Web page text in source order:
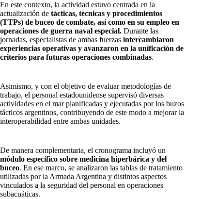
En este contexto, la actividad estuvo centrada en la
actualización de tácticas, técnicas y procedimientos
(TTPs) de buceo de combate, así como en su empleo en
operaciones de guerra naval especial. Durante las
jornadas, especialistas de ambas fuerzas intercambiaron
experiencias operativas y avanzaron en la unificación de
criterios para futuras operaciones combinadas.
Asimismo, y con el objetivo de evaluar metodologías de
trabajo, el personal estadounidense supervisó diversas
actividades en el mar planificadas y ejecutadas por los buzos
tácticos argentinos, contribuyendo de este modo a mejorar la
interoperabilidad entre ambas unidades.
De manera complementaria, el cronograma incluyó un
módulo específico sobre medicina hiperbárica y del
buceo. En ese marco, se analizaron las tablas de tratamiento
utilizadas por la Armada Argentina y distintos aspectos
vinculados a la seguridad del personal en operaciones
subacuáticas.